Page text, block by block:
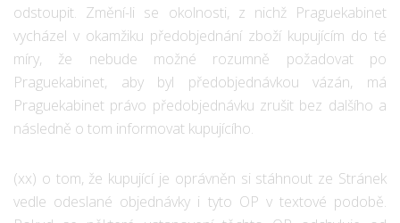
odstoupit. Změní-li se okolnosti, z nichž Praguekabinet
vycházel v okamžiku předobjednání zboží kupujícím do té
míry, že nebude možné rozumně požadovat po
Praguekabinet, aby byl předobjednávkou vázán, má
Praguekabinet právo předobjednávku zrušit bez dalšího a
následně o tom informovat kupujícího.
(xx) o tom, že kupující je oprávněn si stáhnout ze Stránek
vedle odeslané objednávky i tyto OP v textové podobě.